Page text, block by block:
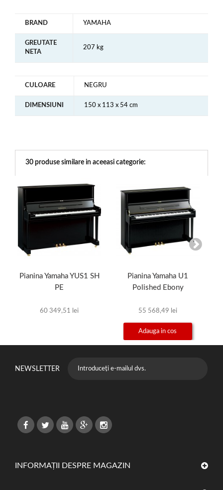
BRAND YAMAHA
GREUTATE
NETA
207 kg
CULOARE NEGRU
DIMENSIUNI 150 x 113 x 54 cm
30 produse similare in aceeasi categorie:
Pianina Yamaha YUS1 SH
PE
60 349,51 lei
Pianina Yamaha U1
Polished Ebony
55 568,49 lei
Adauga in cos
NEWSLETTER
INFORMAȚII DESPRE MAGAZIN